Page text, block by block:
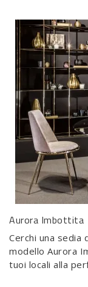
Aurora Imbottita
Cerchi una sedia
modello Aurora
tuoi locali alla